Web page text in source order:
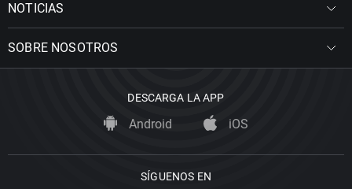
NOTICIAS
SOBRE NOSOTROS
DESCARGA LA APP
Android iOS
SÍGUENOS EN